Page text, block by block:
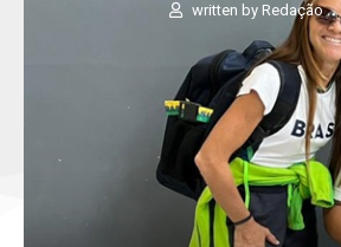
written by Redação